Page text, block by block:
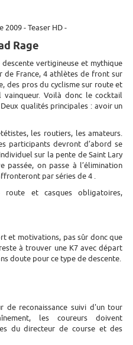
2009 - Teaser HD -
Rage
vertigineuse et mythique
de France, 4 athlètes de front sur
des pros du cyclisme sur route et
vainqueur. Voilà donc le cocktail
qualités principales : avoir un
les routiers, les amateurs.
participants devront d’abord se
sur la pente de Saint Lary
passée, on passe à l’élimination
par séries de 4 .
route et casques obligatoires,
et motivations, pas sûr donc que
à trouver une K7 avec départ
doute pour ce type de descente.
de reconaissance suivi d'un tour
les coureurs doivent
du directeur de course et des